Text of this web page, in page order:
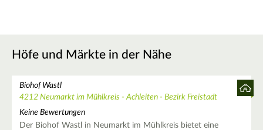
Höfe und Märkte in der Nähe
Biohof Wastl
4212 Neumarkt im Mühlkreis - Achleiten - Bezirk Freistadt
Keine Bewertungen
Der Biohof Wastl in Neumarkt im Mühlkreis bietet eine